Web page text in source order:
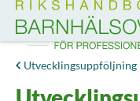
Till startsidan för
Utvecklingsuppföljning